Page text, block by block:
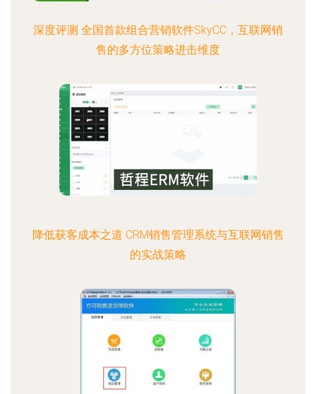
深度评测 全国首款组合营销软件SkyCC，互联网销
售的多方位策略进击维度
降低获客成本之道 CRM销售管理系统与互联网销售
的实战策略